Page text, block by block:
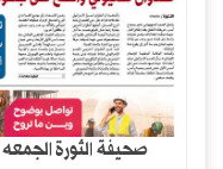
صحيفة الثورة الجمعه 24 صفر 1448- 7 اغسطس 2026